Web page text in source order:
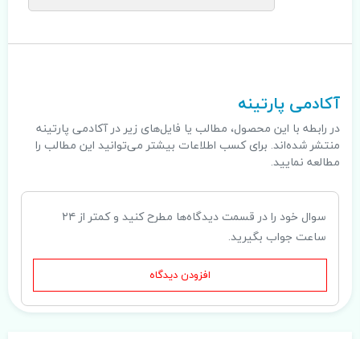
.
آکادمی پارتینه
در رابطه با این محصول، مطالب یا فایل‌های زیر در آکادمی پارتینه
منتشر شده‌اند. برای کسب اطلاعات بیشتر می‌توانید این مطالب را
مطالعه نمایید.
سوال خود را در قسمت دیدگاه‌ها مطرح کنید و کمتر از ۲۴
ساعت جواب بگیرید.
افزودن دیدگاه